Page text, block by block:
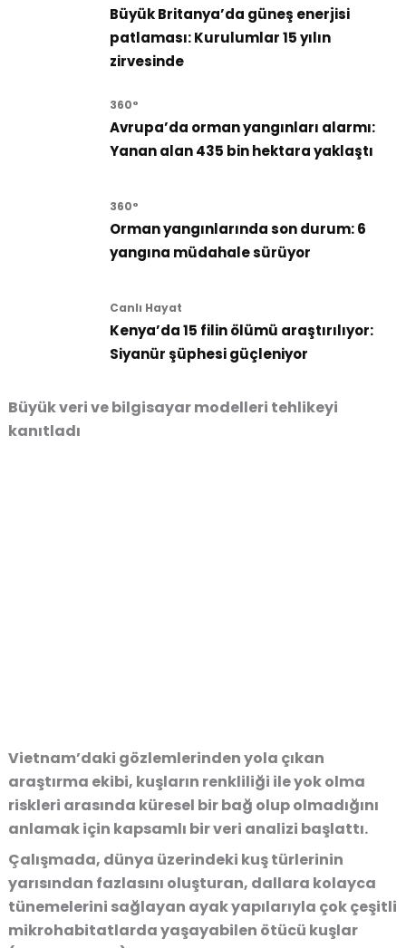
Büyük Britanya’da güneş enerjisi
patlaması: Kurulumlar 15 yılın
zirvesinde
360°
Avrupa’da orman yangınları alarmı:
Yanan alan 435 bin hektara yaklaştı
360°
Orman yangınlarında son durum: 6
yangına müdahale sürüyor
Canlı Hayat
Kenya’da 15 filin ölümü araştırılıyor:
Siyanür şüphesi güçleniyor
Büyük veri ve bilgisayar modelleri tehlikeyi
kanıtladı
Vietnam’daki gözlemlerinden yola çıkan
araştırma ekibi, kuşların renkliliği ile yok olma
riskleri arasında küresel bir bağ olup olmadığını
anlamak için kapsamlı bir veri analizi başlattı.
Çalışmada, dünya üzerindeki kuş türlerinin
yarısından fazlasını oluşturan, dallara kolayca
tünemelerini sağlayan ayak yapılarıyla çok çeşitli
mikrohabitatlarda yaşayabilen ötücü kuşlar